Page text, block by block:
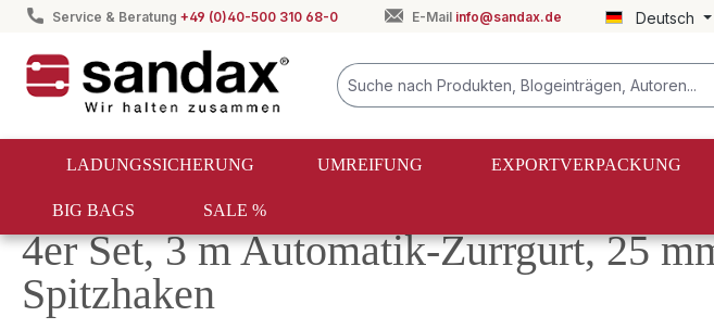
Zur Hauptnavigation springen
Service & Beratung +49 (0)40-500 310 68-0 E-Mail info@sandax.de Deutsch
LADUNGSSICHERUNG UMREIFUNG EXPORTVERPACKUNG
BIG BAGS SALE %
Ladungssicherung Zurrgurte
4er Set, 3 m Automatik-Zurrgurt, 25
Spitzhaken